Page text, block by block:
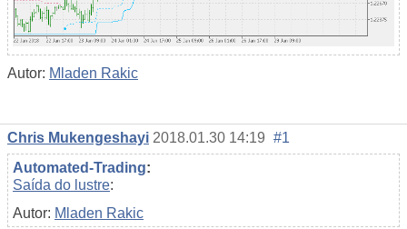
Autor: Mladen Rakic
Chris Mukengeshayi 2018.01.30 14:19 #1
Automated-Trading:
Saída do lustre:
Autor: Mladen Rakic